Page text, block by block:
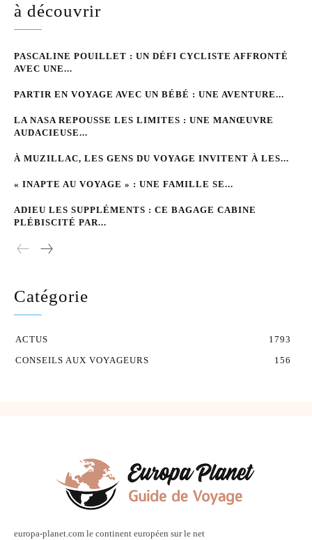
à découvrir
PASCALINE POUILLET : UN DÉFI CYCLISTE AFFRONTÉ
AVEC UNE...
PARTIR EN VOYAGE AVEC UN BÉBÉ : UNE AVENTURE...
LA NASA REPOUSSE LES LIMITES : UNE MANŒUVRE
AUDACIEUSE...
À MUZILLAC, LES GENS DU VOYAGE INVITENT À LES...
« INAPTE AU VOYAGE » : UNE FAMILLE SE...
ADIEU LES SUPPLÉMENTS : CE BAGAGE CABINE
PLÉBISCITÉ PAR...
Catégorie
ACTUS
1793
CONSEILS AUX VOYAGEURS
156
europa-planet.com le continent européen sur le net